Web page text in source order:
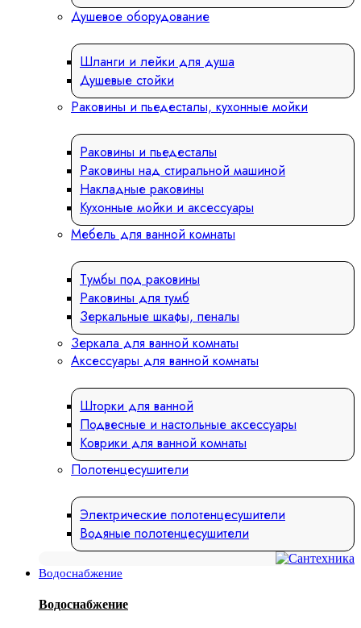
Душевое оборудование
Шланги и лейки для душа
Душевые стойки
Раковины и пьедесталы, кухонные мойки
Раковины и пьедесталы
Раковины над стиральной машиной
Накладные раковины
Кухонные мойки и аксессуары
Мебель для ванной комнаты
Тумбы под раковины
Раковины для тумб
Зеркальные шкафы, пеналы
Зеркала для ванной комнаты
Аксессуары для ванной комнаты
Шторки для ванной
Подвесные и настольные аксессуары
Коврики для ванной комнаты
Полотенцесушители
Электрические полотенцесушители
Водяные полотенцесушители
Водоснабжение
Водоснабжение